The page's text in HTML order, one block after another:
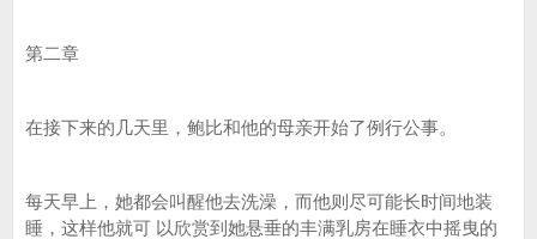
第二章
在接下来的几天里，鲍比和他的母亲开始了例行公事。
每天早上，她都会叫醒他去洗澡，而他则尽可能长时间地装
睡，这样他就可 以欣赏到她悬垂的丰满乳房在睡衣中摇曳的